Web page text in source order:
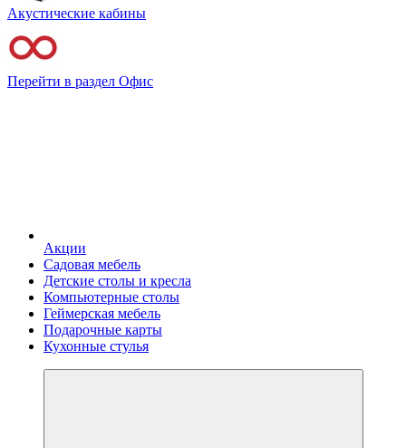
Акустические кабины
Перейти в раздел Офис
Акции
Садовая мебель
Детские столы и кресла
Компьютерные столы
Геймерская мебель
Подарочные карты
Кухонные стулья